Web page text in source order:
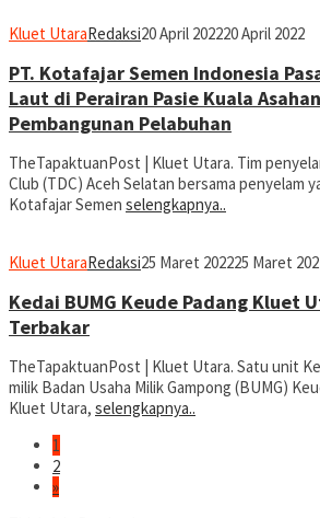
Kluet UtaraRedaksi20 April 202220 April 2022
PT. Kotafajar Semen Indonesia
Laut di Perairan Pasie Kuala
Pembangunan Pelabuhan
TheTapaktuanPost | Kluet Utara. Tim
Club (TDC) Aceh Selatan bersama penyelam
Kotafajar Semen selengkapnya..
Kluet UtaraRedaksi25 Maret 202225 Maret
Kedai BUMG Keude Padang Kluet
Terbakar
TheTapaktuanPost | Kluet Utara. Satu unit
milik Badan Usaha Milik Gampong (BUMG)
Kluet Utara, selengkapnya..
1
2
»